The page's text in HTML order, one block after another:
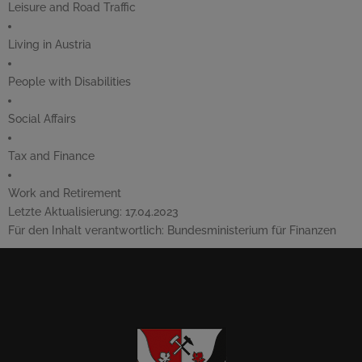
Leisure and Road Traffic
Living in Austria
People with Disabilities
Social Affairs
Tax and Finance
Work and Retirement
Letzte Aktualisierung: 17.04.2023
Für den Inhalt verantwortlich: Bundesministerium für Finanzen